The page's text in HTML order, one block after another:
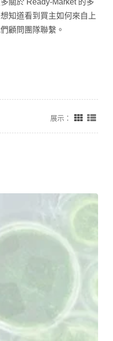
知道看到買主如何來自上
顧問團隊聯繫。
展示：